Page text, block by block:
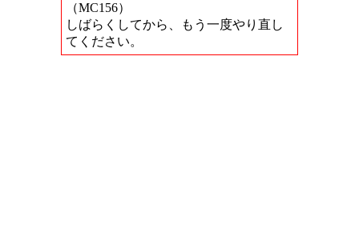
（MC156）
しばらくしてから、もう一度やり直し
てください。